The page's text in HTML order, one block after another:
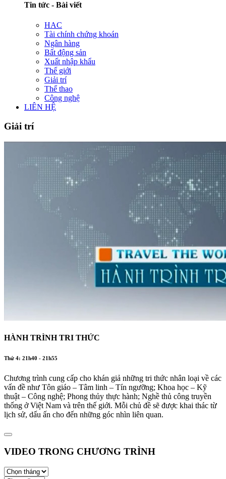
Tin tức - Bài viết
HAC
Tài chính chứng khoán
Ngân hàng
Bất động sản
Xuất nhập khẩu
Thế giới
Giải trí
Thể thao
Công nghệ
LIÊN HỆ
Giải trí
HÀNH TRÌNH TRI THỨC
Thứ 4: 21h40 - 21h55
Chương trình cung cấp cho khán giả những tri thức nhân loại về các
vấn đề như Tôn giáo – Tâm linh – Tín ngưỡng; Khoa học – Kỹ
thuật – Công nghệ; Phong thủy thực hành; Nghề thủ công truyền
thống ở Việt Nam và trên thế giới. Mỗi chủ đề sẽ được khai thác từ
lịch sử, dấu ấn cho đến những góc nhìn liên quan.
VIDEO TRONG CHƯƠNG TRÌNH